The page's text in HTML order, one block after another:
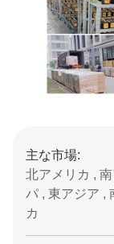
主な市場:
北アメリカ ,
パ , 東アジア ,
カ